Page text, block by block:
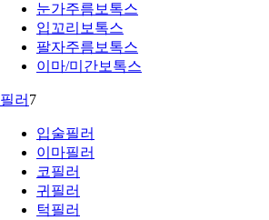
눈가주름보톡스
입꼬리보톡스
팔자주름보톡스
이마/미간보톡스
필러 7
입술필러
이마필러
코필러
귀필러
턱필러